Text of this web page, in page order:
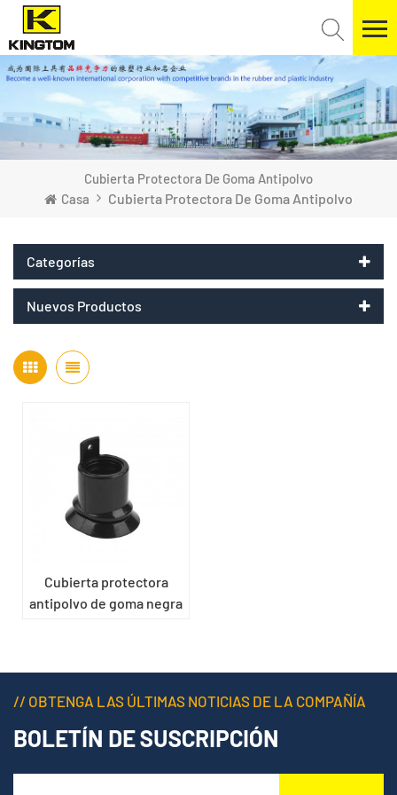
Cubierta Protectora De Goma Antipolvo
Casa
Cubierta Protectora De Goma Antipolvo
Categorías
Nuevos Productos
Cubierta protectora
antipolvo de goma negra
// OBTENGA LAS ÚLTIMAS NOTICIAS DE LA COMPAÑÍA
BOLETÍN DE SUSCRIPCIÓN